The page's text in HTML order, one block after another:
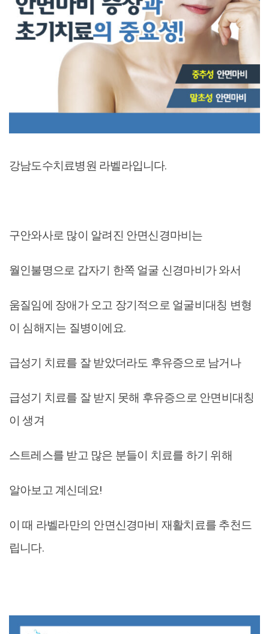
강남도수치료병원 라벨라입니다.
구안와사로 많이 알려진 안면신경마비는
월인불명으로 갑자기 한쪽 얼굴 신경마비가 와서
움질임에 장애가 오고 장기적으로 얼굴비대칭 변형
이 심해지는 질병이에요.
급성기 치료를 잘 받았더라도 후유증으로 남거나
급성기 치료를 잘 받지 못해 후유증으로 안면비대칭
이 생겨
스트레스를 받고 많은 분들이 치료를 하기 위해
알아보고 계신데요!
이 때 라벨라만의 안면신경마비 재활치료를 추천드
립니다.